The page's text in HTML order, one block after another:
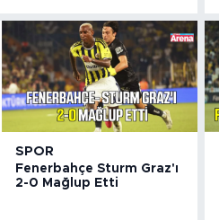
SPOR
Fenerbahçe Sturm Graz'ı
2-0 Mağlup Etti